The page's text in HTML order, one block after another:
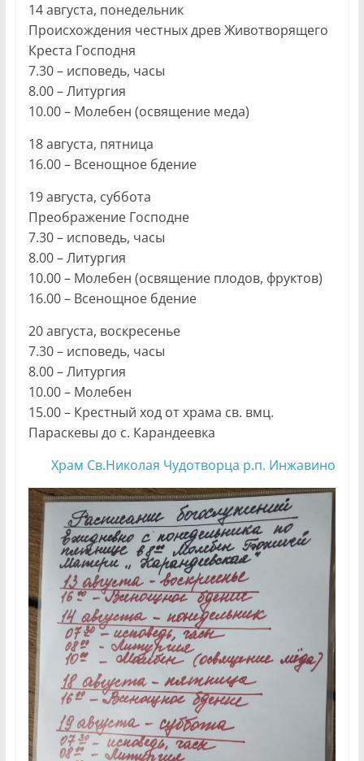
14 августа, понедельник
Происхождения честных древ Животворящего
Креста Господня
7.30 – исповедь, часы
8.00 – Литургия
10.00 – Молебен (освящение меда)
18 августа, пятница
16.00 – Всенощное бдение
19 августа, суббота
Преображение Господне
7.30 – исповедь, часы
8.00 – Литургия
10.00 – Молебен (освящение плодов, фруктов)
16.00 – Всенощное бдение
20 августа, воскресенье
7.30 – исповедь, часы
8.00 – Литургия
10.00 – Молебен
15.00 – Крестный ход от храма св. вмц.
Параскевы до с. Карандеевка
Храм Св.Николая Чудотворца р.п. Инжавино